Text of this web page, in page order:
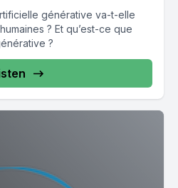
générative va-t-elle
? Et qu’est-ce que
?